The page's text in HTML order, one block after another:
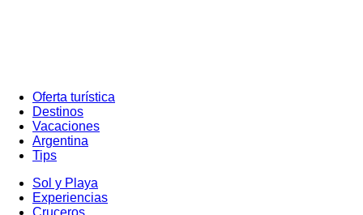
Oferta turística
Destinos
Vacaciones
Argentina
Tips
Sol y Playa
Experiencias
Cruceros